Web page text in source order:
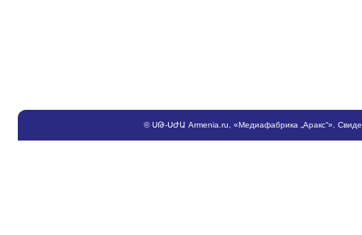
©ՍԹ-ՍԺԱ Armenia.ru , «Медиафабрика „Аракс“».